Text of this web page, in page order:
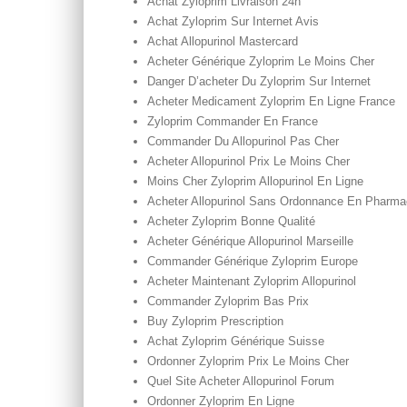
Achat Zyloprim Sur Internet Avis
Achat Allopurinol Mastercard
Acheter Générique Zyloprim Le Moins Cher
Danger D’acheter Du Zyloprim Sur Internet
Acheter Medicament Zyloprim En Ligne France
Zyloprim Commander En France
Commander Du Allopurinol Pas Cher
Acheter Allopurinol Prix Le Moins Cher
Moins Cher Zyloprim Allopurinol En Ligne
Acheter Allopurinol Sans Ordonnance En
Acheter Zyloprim Bonne Qualité
Acheter Générique Allopurinol Marseille
Commander Générique Zyloprim Europe
Acheter Maintenant Zyloprim Allopurinol
Commander Zyloprim Bas Prix
Buy Zyloprim Prescription
Achat Zyloprim Générique Suisse
Ordonner Zyloprim Prix Le Moins Cher
Quel Site Acheter Allopurinol Forum
Ordonner Zyloprim En Ligne